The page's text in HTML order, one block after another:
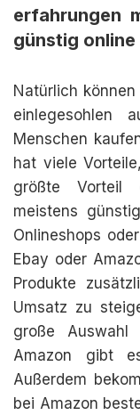
erfahrungen
günstig
Natürlich
einlegesohlen
Menschen
hat viele
größte Vorteil
meistens
Onlineshops
Ebay oder
Produkte
Umsatz zu
große
Amazon gibt
Außerdem
bei Amazon